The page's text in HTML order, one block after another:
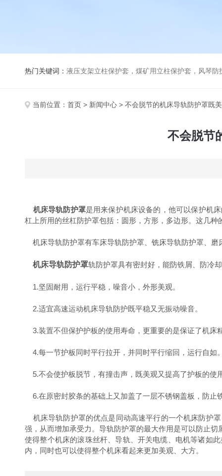
热门关键词： 液压支架立柱保护套，煤矿用立柱保护套，风琴
当前位置： 首页 > 新闻中心 > 不会脱节的机床导轨防护罩既
不会脱节
机床导轨防护罩是用来保护机床设备的，他可以保护机
杠上所用的丝杠防护罩包括：圆形，方形，多边形。这几
机床导轨防护罩有车床导轨防护罩、铣床导轨防护罩、
机床导轨防护罩轨防护罩具有密封好，能防铁屑、防冷
1.坚固耐用，运行平稳，噪音小，外形美观。
2.适宜高速运动机床导轨防护既平稳又无振动噪音。
3.装置不但保护护板的使用寿命，更重要的是保证了机床
4.每一节护板同时平行拉开，并同时平行缩回，运行自如
5.不会使护板脱节，有撞击声，既美观又提高了护板的使
6.在原密封胶条的基础上又加盖了一层不锈钢盖板，防止
机床导轨防护罩的优点是同动高速平行的一个机床防护
强，从而增加承受力。导轨防护罩的最大作用是可以防止
使得整个机床的滚珠丝杆、导轨、开关电缆、电机等诸如
内，同时也可以使得整个机床看起来更加美观、大方。